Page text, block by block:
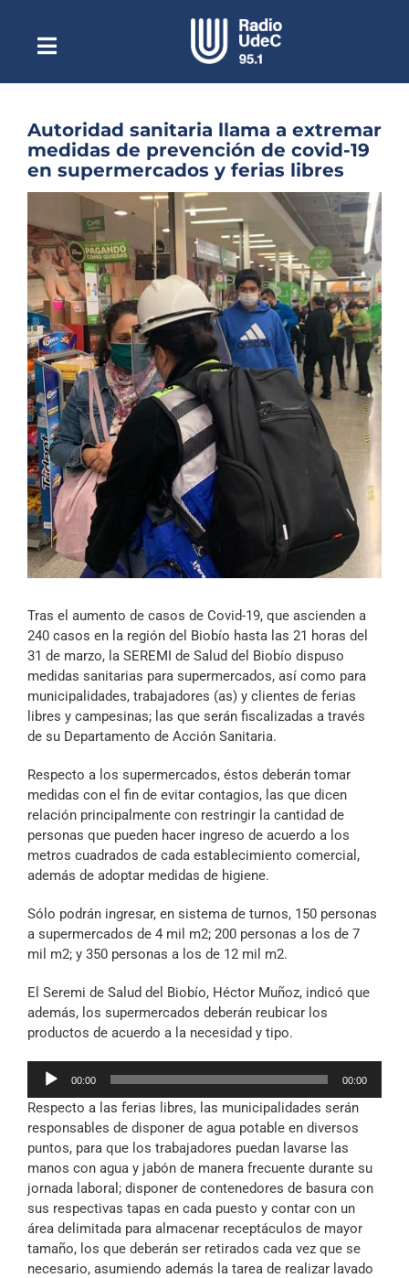
contenidoToggle
NavigationEscuchar Radio UdeC en vivo
Quiénes Somos
Programación
Podcast
Noticias
Reportajes
Columnas
Música Clásica
Especiales
Archivo Sonoro
Autoridad sanitaria llama a extremar
medidas de prevención de covid-19
en supermercados y ferias libres
imagen
más
grande
Tras el aumento de casos de Covid-19, que ascienden a
240 casos en la región del Biobío hasta las 21 horas del
31 de marzo, la SEREMI de Salud del Biobío dispuso
medidas sanitarias para supermercados, así como para
municipalidades, trabajadores (as) y clientes de ferias
libres y campesinas; las que serán fiscalizadas a través
de su Departamento de Acción Sanitaria.
Respecto a los supermercados, éstos deberán tomar
medidas con el fin de evitar contagios, las que dicen
relación principalmente con restringir la cantidad de
personas que pueden hacer ingreso de acuerdo a los
metros cuadrados de cada establecimiento comercial,
además de adoptar medidas de higiene.
Sólo podrán ingresar, en sistema de turnos, 150 personas
a supermercados de 4 mil m2; 200 personas a los de 7
mil m2; y 350 personas a los de 12 mil m2.
El Seremi de Salud del Biobío, Héctor Muñoz, indicó que
además, los supermercados deberán reubicar los
productos de acuerdo a la necesidad y tipo.
Reproductor
audio
00:00 00:00
Respecto a las ferias libres, las municipalidades serán
responsables de disponer de agua potable en diversos
puntos, para que los trabajadores puedan lavarse las
manos con agua y jabón de manera frecuente durante su
jornada laboral; disponer de contenedores de basura con
sus respectivas tapas en cada puesto y contar con un
área delimitada para almacenar receptáculos de mayor
tamaño, los que deberán ser retirados cada vez que se
necesario, asumiendo además la tarea de realizar lavado